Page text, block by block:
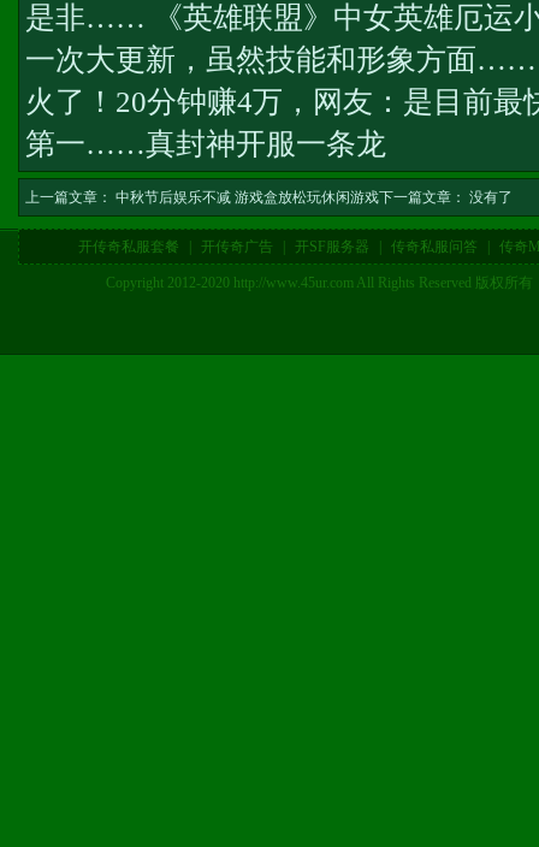
是非…… 《英雄联盟》中女英雄厄运
一次大更新，虽然技能和形象方面
火了！20分钟赚4万，网友：是目前最
第一……真封神开服一条龙
上一篇文章： 中秋节后娱乐不减 游戏盒放松玩休闲游戏下一篇文章： 没有了
开传奇私服套餐 开传奇广告 开SF服务器 传奇私服问答 传奇
Copyright 2012-2020 http://www.45ur.com All Rights Reserved 版权